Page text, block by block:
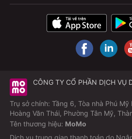
CÔNG TY CỔ PHẦN DỊCH VỤ
Trụ sở chính: Tầng 6, Tòa nhà Phú
Hoàng Văn Thái, Phường Tân Mỹ,
Tên thương hiệu: MoMo